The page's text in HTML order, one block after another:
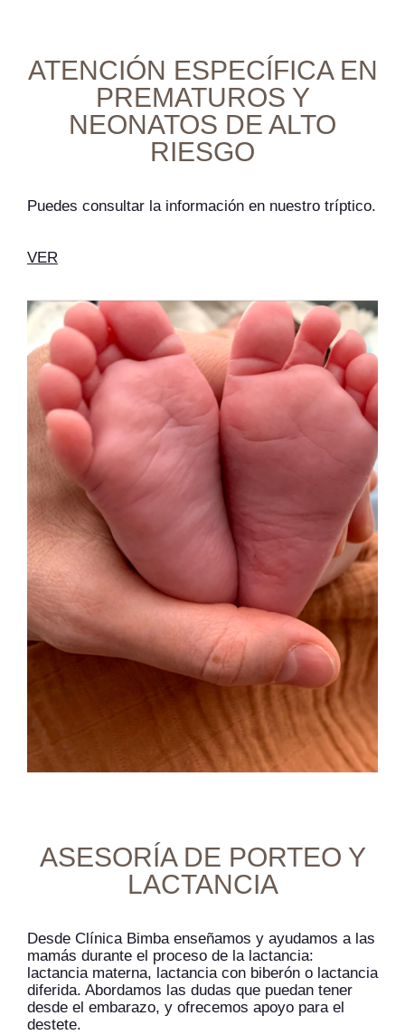
ATENCIÓN ESPECÍFICA EN
PREMATUROS Y
NEONATOS DE ALTO
RIESGO
Puedes consultar la información en nuestro tríptico.
VER
ASESORÍA DE PORTEO Y
LACTANCIA
Desde Clínica Bimba enseñamos y ayudamos a las
mamás durante el proceso de la lactancia:
lactancia materna, lactancia con biberón o lactancia
diferida. Abordamos las dudas que puedan tener
desde el embarazo, y ofrecemos apoyo para el
destete.